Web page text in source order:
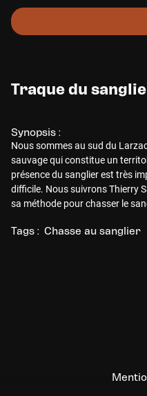
Traque du
Synopsis :
Nous sommes au sud du
sauvage qui constitue un
présence du sanglier est très
difficile. Nous suivrons Thierry
sa méthode pour chasser le
Tags : Chasse au sanglier